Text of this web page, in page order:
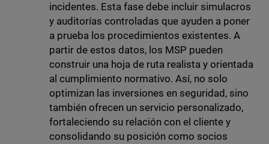
incidentes. Esta fase debe incluir simulacros
y auditorías controladas que ayuden a poner
a prueba los procedimientos existentes. A
partir de estos datos, los MSP pueden
construir una hoja de ruta realista y orientada
al cumplimiento normativo. Así, no solo
optimizan las inversiones en seguridad, sino
también ofrecen un servicio personalizado,
fortaleciendo su relación con el cliente y
consolidando su posición como socios